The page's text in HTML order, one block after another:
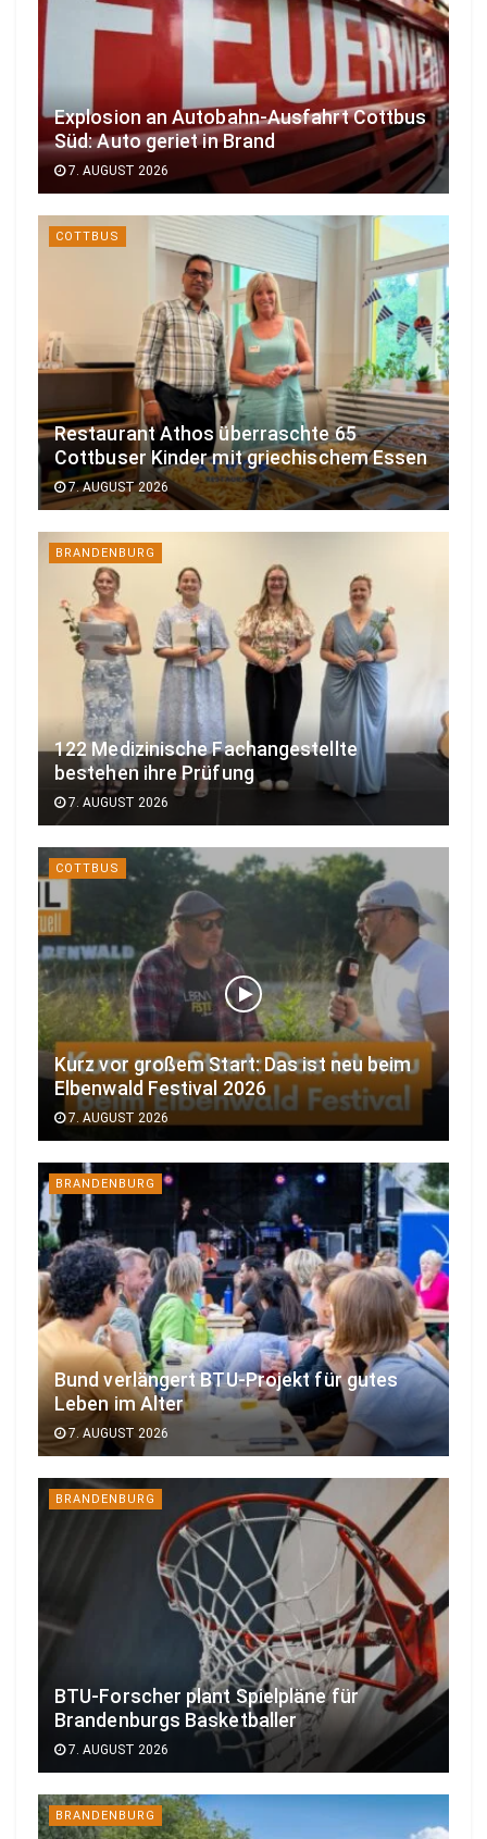
Explosion an Autobahn-Ausfahrt Cottbus
Süd: Auto geriet in Brand
7. AUGUST 2026
COTTBUS
Restaurant Athos überraschte 65
Cottbuser Kinder mit griechischem Essen
7. AUGUST 2026
BRANDENBURG
122 Medizinische Fachangestellte
bestehen ihre Prüfung
7. AUGUST 2026
COTTBUS
Kurz vor großem Start: Das ist neu beim
Elbenwald Festival 2026
7. AUGUST 2026
BRANDENBURG
Bund verlängert BTU-Projekt für gutes
Leben im Alter
7. AUGUST 2026
BRANDENBURG
BTU-Forscher plant Spielpläne für
Brandenburgs Basketballer
7. AUGUST 2026
BRANDENBURG